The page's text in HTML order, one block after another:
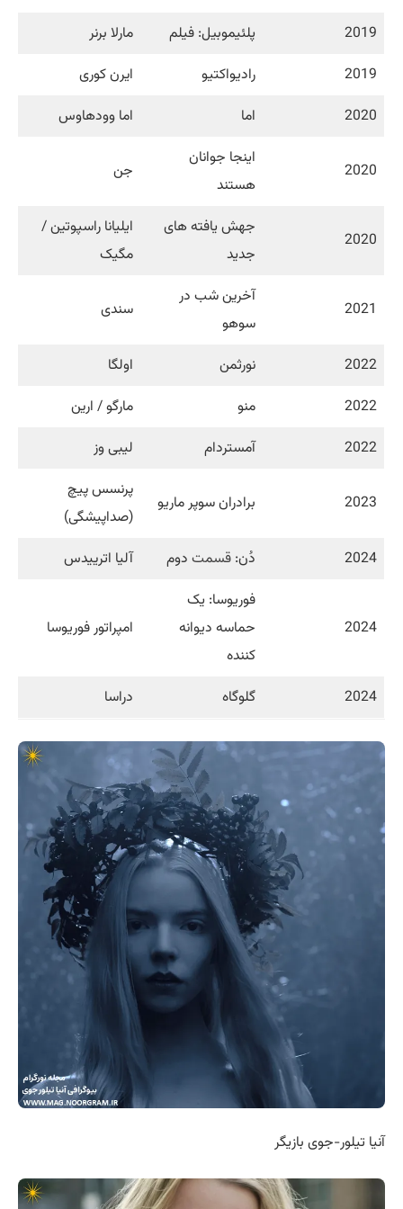
2019
پلئیموبیل: فیلم
مارلا برنر
2019
رادیواکتیو
ایرن کوری
2020
اما اما وودهاوس
2020
اینجا جوانان
هستند
جن
2020
جهش یافته های
جدید
ایلیانا راسپوتین /
مگیک
2021
آخرین شب در
سوهو
سندی
2022 نورثمن
اولگا
2022
منو
مارگو / ارین
2022
آمستردام لیبی وز
2023 برادران سوپر ماریو
پرنسس پیچ
(صداپیشگی)
2024
دُن: قسمتدوم آلیا اترییدس
2024
فوریوسا: یک
حماسه دیوانه
کننده
امپراتور فوریوسا
2024 گلوگاه دراسا
آنیا تیلور-جوی بازیگر